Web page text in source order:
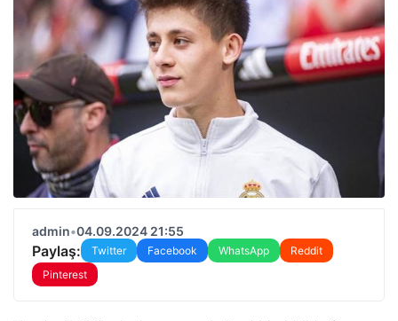
admin•04.09.2024 21:55
Paylaş: Twitter Facebook WhatsApp
Reddit
Pinterest